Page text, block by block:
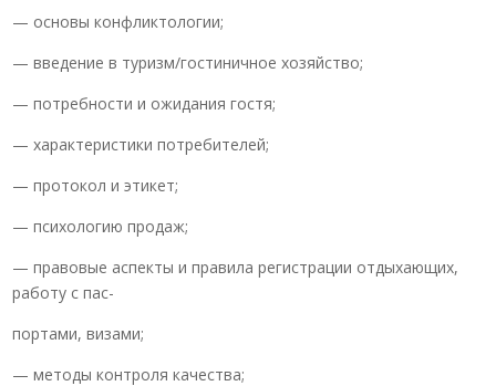
— основы конфликтологии;
— введение в туризм/гостиничное хозяйство;
— потребности и ожидания гостя;
— характеристики потребителей;
— протокол и этикет;
— психологию продаж;
— правовые аспекты и правила регистрации отдыхающих,
работу с пас-
портами, визами;
— методы контроля качества;